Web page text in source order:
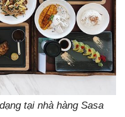
tại nhà hàng Sasa